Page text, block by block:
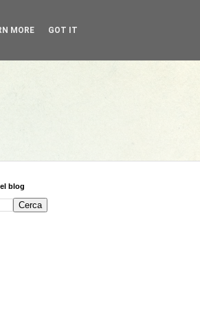
blog
MORE GOT IT